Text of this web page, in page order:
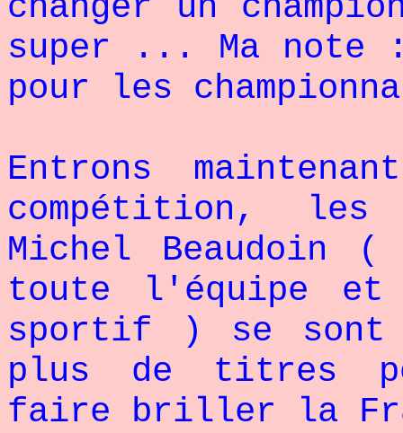
super ... Ma note
pour les
Entrons
compétition, les
Michel
toute l'équipe
sportif ) se sont
plus de titres
faire briller la